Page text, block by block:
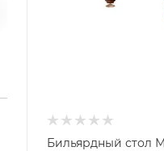
Бильярдный стол